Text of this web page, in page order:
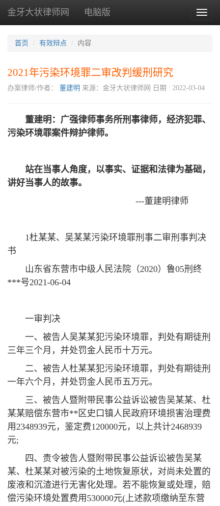
Toggle
金牙大状律师网 电脑版
首页 有效辩点 内容
2021年污染环境罪二审改判缓刑研究
办案律师/作者： 董建明 来源：金牙大状律师网 日期 : 2022-03-04
董建明：广强律师事务所刑事律师，经济犯罪、
污染环境罪案件辩护律师。
站在当事人角度，以事实、证据和法律为基础，
讲好当事人的故事。
---董建明律师
1杜某某、吴某某污染环境罪刑事二审刑事判决
书
山东省东营市中级人民法院（2020）鲁05刑终
***号2021-06-04
一审判决
一、被告人吴某某犯污染环境罪，判处有期徒刑
三年三个月，并处罚金人民币十万元。
二、被告人杜某某犯污染环境罪，判处有期徒刑
一年六个月，并处罚金人民币五万元。
三、被告人暨附带民事公益诉讼被告吴某某、杜
某某赔偿东营市**区史口镇人民政府环境损害治理费
用2348939元，鉴定费120000元，以上共计2468939
元;
四、责令被告人暨附带民事公益诉讼被告吴某
某、杜某某对被污染的土地恢复原状，对尚未处置的
废液和沉渣进行无害化处理。若不能恢复或处理，赔
偿污染环境处置费用530000元(上述款项缴纳至东营